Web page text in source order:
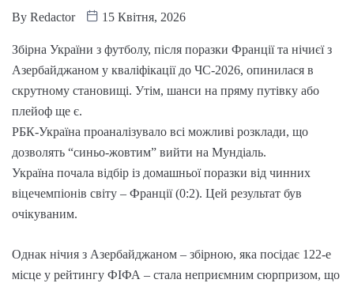
By Redactor 15 Квітня, 2026
Збірна України з футболу, після поразки Франції та нічиєї з
Азербайджаном у кваліфікації до ЧС-2026, опинилася в
скрутному становищі. Утім, шанси на пряму путівку або
плейоф ще є.
РБК-Україна проаналізувало всі можливі розклади, що
дозволять “синьо-жовтим” вийти на Мундіаль.
Україна почала відбір із домашньої поразки від чинних
віцечемпіонів світу – Франції (0:2). Цей результат був
очікуваним.
Однак нічия з Азербайджаном – збірною, яка посідає 122-e
місце у рейтингу ФІФА – стала неприємним сюрпризом, що